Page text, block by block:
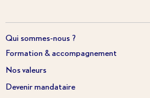
Qui sommes-nous ?
Formation & accompagnement
Nos valeurs
Devenir mandataire